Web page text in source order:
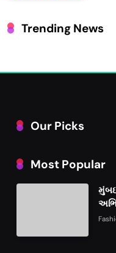
Trending News
Our Picks
Most Popular